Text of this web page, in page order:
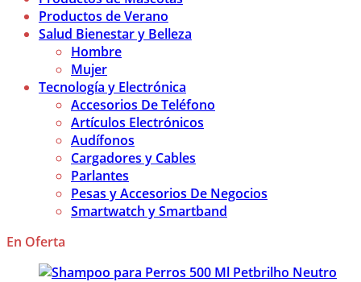
Productos de Verano
Salud Bienestar y Belleza
Hombre
Mujer
Tecnología y Electrónica
Accesorios De Teléfono
Artículos Electrónicos
Audífonos
Cargadores y Cables
Parlantes
Pesas y Accesorios De Negocios
Smartwatch y Smartband
En Oferta